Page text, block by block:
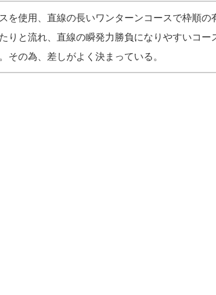
を使用、直線の長いワンターンコースで枠順の
りと流れ、直線の瞬発力勝負になりやすいコー
その為、差しがよく決まっている。